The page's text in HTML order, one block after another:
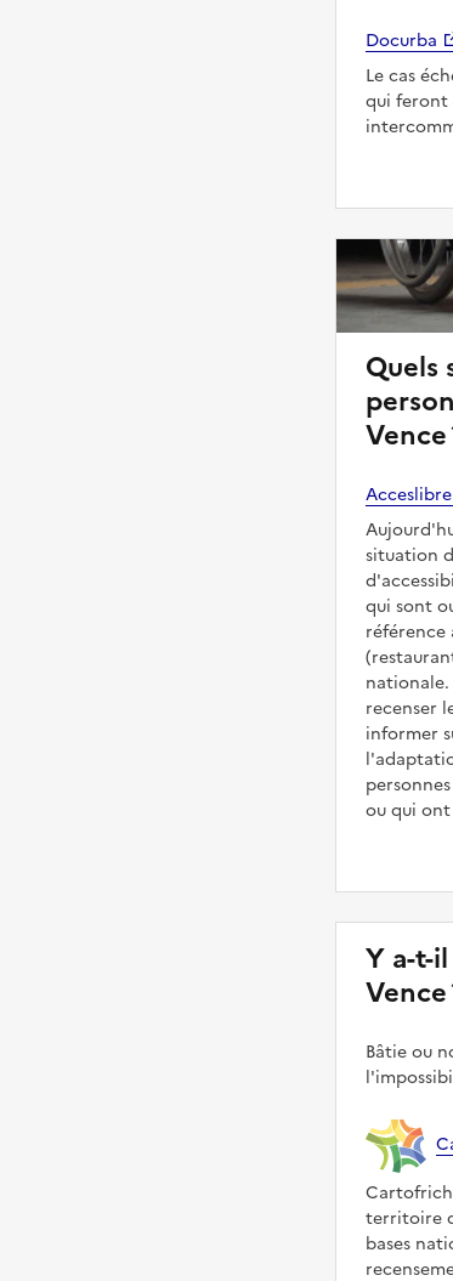
Docurba
Le cas
qui feront
Quels
Vence
Acceslibre
situation
qui sont
référence
recenser
informer
ou qui
Y a-t-
Vence
Bâtie ou
territoire
bases